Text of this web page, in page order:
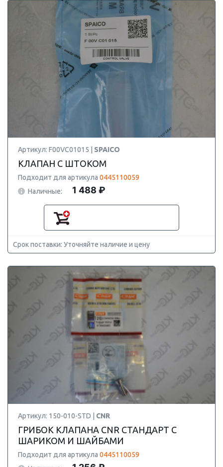
Артикул: F00VC01015 | SPAICO
КЛАПАН С ШТОКОМ
Подходит для артикула 0445110059
Наличные:
1 488 ₽
Срок поставки: Уточняйте наличие и цену
Артикул: 150-010-STD | CNR
ГРИБОК КЛАПАНА CNR СТАНДАРТ С
ШАРИКОМ И ШАЙБАМИ
Подходит для артикула 0445110059